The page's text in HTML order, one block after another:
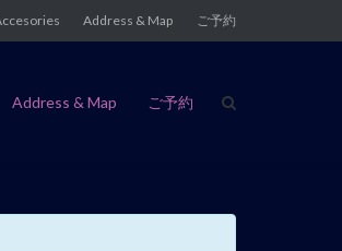
Address & Map ご予約
Address & Map ご予約